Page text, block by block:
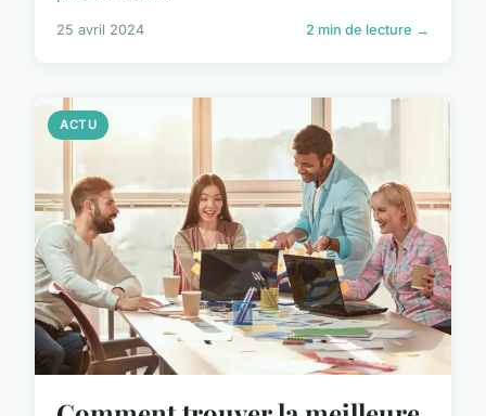
25 avril 2024 2 min de lecture →
ACTU